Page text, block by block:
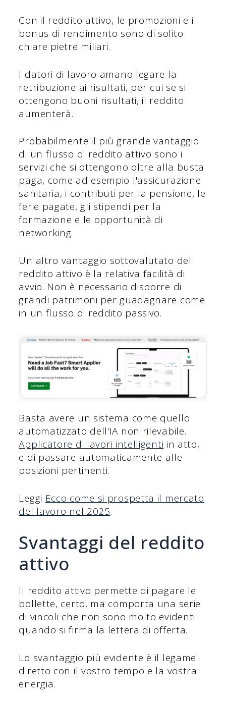
Con il reddito attivo, le promozioni e i
bonus di rendimento sono di solito
chiare pietre miliari.
I datori di lavoro amano legare la
retribuzione ai risultati, per cui se si
ottengono buoni risultati, il reddito
aumenterà.
Probabilmente il più grande vantaggio
di un flusso di reddito attivo sono i
servizi che si ottengono oltre alla busta
paga, come ad esempio l'assicurazione
sanitaria, i contributi per la pensione, le
ferie pagate, gli stipendi per la
formazione e le opportunità di
networking.
Un altro vantaggio sottovalutato del
reddito attivo è la relativa facilità di
avvio. Non è necessario disporre di
grandi patrimoni per guadagnare come
in un flusso di reddito passivo.
Basta avere un sistema come quello
automatizzato dell'IA non rilevabile.
Applicatore di lavori intelligenti in atto,
e di passare automaticamente alle
posizioni pertinenti.
Leggi Ecco come si prospetta il mercato
del lavoro nel 2025.
Svantaggi del reddito
attivo
Il reddito attivo permette di pagare le
bollette, certo, ma comporta una serie
di vincoli che non sono molto evidenti
quando si firma la lettera di offerta.
Lo svantaggio più evidente è il legame
diretto con il vostro tempo e la vostra
energia.